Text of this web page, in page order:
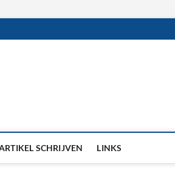
SCHRIJVEN LINKS